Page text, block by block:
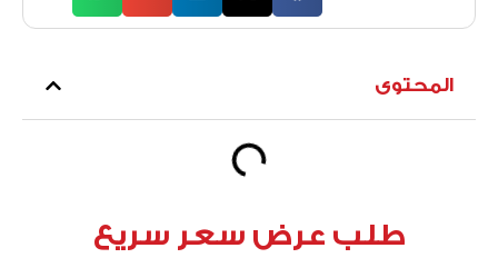
المحتوى
طلب عرض سعر سريع